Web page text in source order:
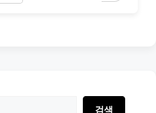
검색